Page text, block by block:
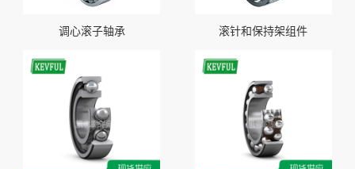
调心滚子轴承 滚针和保持架组件